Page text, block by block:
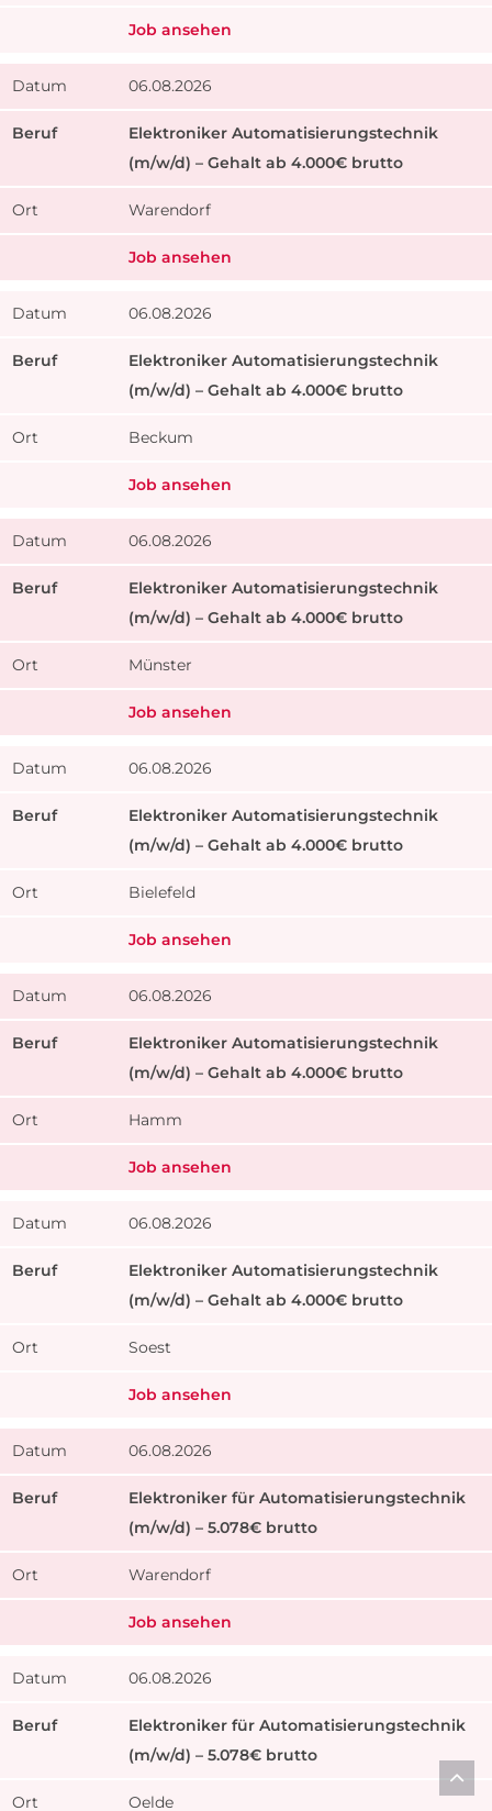
Job ansehen
06.08.2026
Elektroniker Automatisierungstechnik
(m/w/d) – Gehalt ab 4.000€ brutto
Warendorf
Job ansehen
06.08.2026
Elektroniker Automatisierungstechnik
(m/w/d) – Gehalt ab 4.000€ brutto
Beckum
Job ansehen
06.08.2026
Elektroniker Automatisierungstechnik
(m/w/d) – Gehalt ab 4.000€ brutto
Münster
Job ansehen
06.08.2026
Elektroniker Automatisierungstechnik
(m/w/d) – Gehalt ab 4.000€ brutto
Bielefeld
Job ansehen
06.08.2026
Elektroniker Automatisierungstechnik
(m/w/d) – Gehalt ab 4.000€ brutto
Hamm
Job ansehen
06.08.2026
Elektroniker Automatisierungstechnik
(m/w/d) – Gehalt ab 4.000€ brutto
Soest
Job ansehen
06.08.2026
Elektroniker für Automatisierungstechnik
(m/w/d) – 5.078€ brutto
Warendorf
Job ansehen
06.08.2026
Elektroniker für Automatisierungstechnik
(m/w/d) – 5.078€ brutto
Oelde